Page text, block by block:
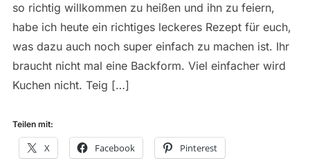
so richtig willkommen zu heißen und ihn zu feiern,
habe ich heute ein richtiges leckeres Rezept für euch,
was dazu auch noch super einfach zu machen ist. Ihr
braucht nicht mal eine Backform. Viel einfacher wird
Kuchen nicht. Teig […]
Teilen mit:
X Facebook Pinterest